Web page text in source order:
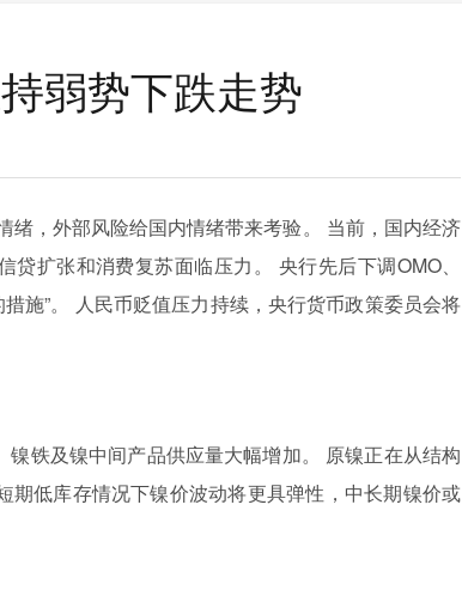
弱势下跌走势
，外部风险给国内情绪带来考验。 当前，国内经济
扩张和消费复苏面临压力。 央行先后下调OMO、
施”。 人民币贬值压力持续，央行货币政策委员会将
铁及镍中间产品供应量大幅增加。 原镍正在从结构
低库存情况下镍价波动将更具弹性，中长期镍价或